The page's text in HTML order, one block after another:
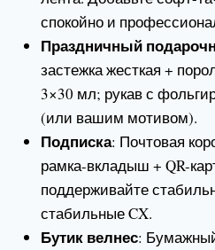
спокойно и
Праздничный
застежка жесткая +
3×30 мл; рукав с
(или вашим мотивом).
Подписка: Почтовая
рамка-вкладыш + QR-
поддерживайте
стабильные CX.
Бутик велнес: